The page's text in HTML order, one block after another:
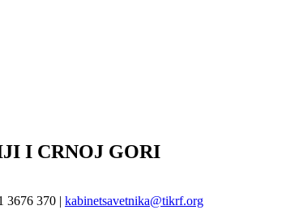
I CRNOJ GORI
3676 370 | kabinetsavetnika@tikrf.org